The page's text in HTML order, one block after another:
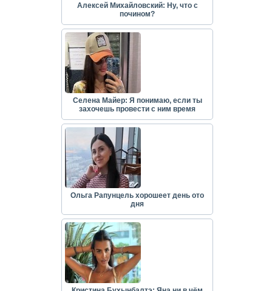
Алексей Михайловский: Ну, что с
почином?
Селена Майер: Я понимаю, если ты
захочешь провести с ним время
Ольга Рапунцель хорошеет день ото
дня